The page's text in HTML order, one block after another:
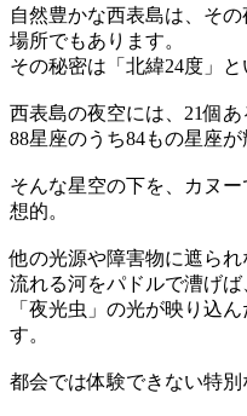
自然豊かな西表島は、そ
場所でもあります。
その秘密は「北緯24度」と
西表島の夜空には、21個
88星座のうち84もの星座が
そんな星空の下を、カヌ
想的。
他の光源や障害物に遮ら
流れる河をパドルで漕げば
「夜光虫」の光が映り込
す。
都会では体験できない特別